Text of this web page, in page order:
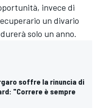
invece di
un divario
solo un anno.
soffre la rinuncia di
"Correre è sempre